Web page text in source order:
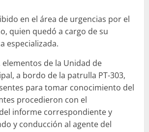
en el área de urgencias por el
quien quedó a cargo de su
especializada.
de la Unidad de
a bordo de la patrulla PT-303,
para tomar conocimiento del
procedieron con el
informe correspondiente y
y conducción al agente del